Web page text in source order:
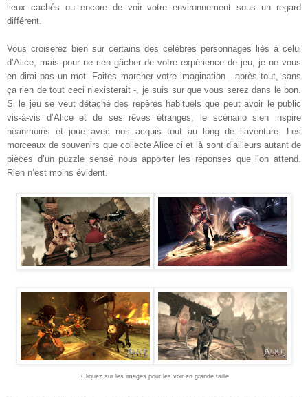
lieux cachés ou encore de voir votre environnement sous un regard
différent.
Vous croiserez bien sur certains des célèbres personnages liés à celui
d’Alice, mais pour ne rien gâcher de votre expérience de jeu, je ne vous
en dirai pas un mot. Faites marcher votre imagination - après tout, sans
ça rien de tout ceci n’existerait -, je suis sur que vous serez dans le bon.
Si le jeu se veut détaché des repères habituels que peut avoir le public
vis-à-vis d’Alice et de ses rêves étranges, le scénario s’en inspire
néanmoins et joue avec nos acquis tout au long de l’aventure. Les
morceaux de souvenirs que collecte Alice ci et là sont d’ailleurs autant de
pièces d’un puzzle sensé nous apporter les réponses que l’on attend.
Rien n’est moins évident.
Cliquez sur les images pour les voir en grande taille